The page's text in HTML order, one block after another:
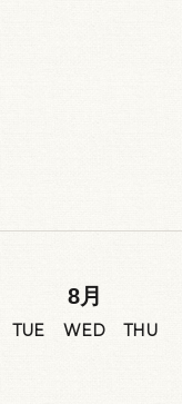
8月
TUE WED THU